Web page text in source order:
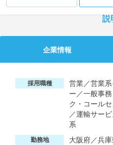
説
企業情報
採用職種
営業／営業
ー／一般事
ク・コール
／運輸サー
系
勤務地 大阪府／兵